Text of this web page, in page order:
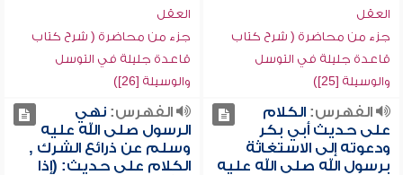
العقل
جزء من محاضرة ( شرح كتاب
قاعدة جليلة في التوسل
والوسيلة [25])
العقل
جزء من محاضرة ( شرح كتاب
قاعدة جليلة في التوسل
والوسيلة [26])
الفهرس:الكلام
على حديث أبي بكر
ودعوته إلى الاستغاثة
برسول الله صلى الله عليه
الفهرس:نهي
الرسول صلى الله عليه
وسلم عن ذرائع الشرك ,
الكلام على حديث: (إذا